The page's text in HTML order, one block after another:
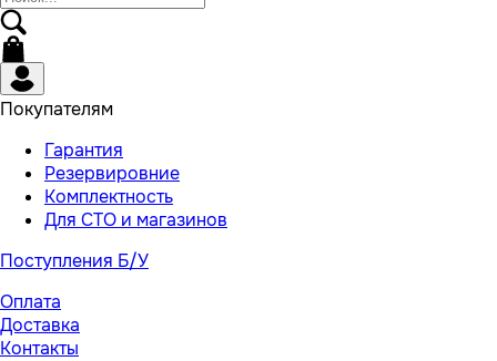
Покупателям
Гарантия
Резервировние
Комплектность
Для СТО и магазинов
Поступления Б/У
Оплата
Доставка
Контакты